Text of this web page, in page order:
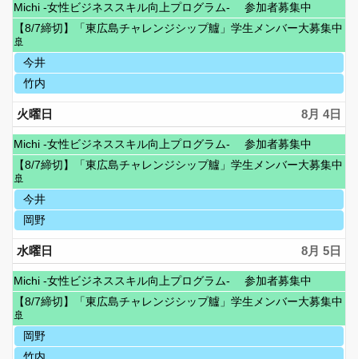
月
曜
日,
6
月
22nd
2026
Michi -女性ビジネススキル向上プログラム- 参加者募集中
水
曜
日,
7
月
1st
2026
【8/7締切】「東広島チャレンジシップ艫」学生メンバー大募集中
🚢
月
曜
日,
月
3rd
2026
今井
月
曜
日,
8
月
3rd
2026
竹内
火曜日 8月 4
月
曜
日,
6
月
22nd
2026
Michi -女性ビジネススキル向上プログラム- 参加者募集中
水
曜
日,
7
1st
2026
【8/7締切】「東広島チャレンジシップ艫」学生メンバー大募集中
🚢
火
曜
日,
月
4th
2026
今井
火
曜
日,
8
月
4th
2026
岡野
水曜日 8月 5
月
曜
日,
6
22nd
Michi -女性ビジネススキル向上プログラム- 参加者募集中
水
曜
日,
7
月
【8/7締切】「東広島チャレンジシップ艫」学生メンバー大募集中
🚢
水
曜
岡野
水